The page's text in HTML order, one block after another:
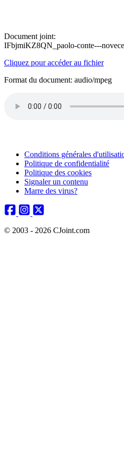
Document joint:
IFbjmiKZ8QN_paolo-conte---
Cliquez pour accéder au fichier
Format du document: audio/mpeg
Conditions générales
Politique de confidentialité
Politique des cookies
Signaler un contenu
Marre des virus?
© 2003 - 2026 CJoint.com